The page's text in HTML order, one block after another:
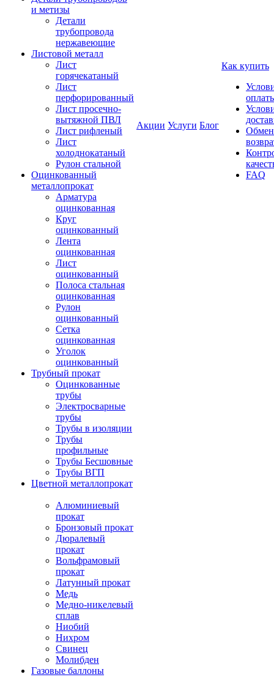
и метизы
Детали
трубопровода
нержавеющие
Листовой металл
Лист
горячекатаный
Лист
перфорированный
Лист просечно-
вытяжной ПВЛ
Лист рифленый
Лист
холоднокатаный
Рулон стальной
Оцинкованный
металлопрокат
Арматура
оцинкованная
Круг
оцинкованный
Лента
оцинкованная
Лист
оцинкованный
Полоса стальная
оцинкованная
Рулон
оцинкованный
Сетка
оцинкованная
Уголок
оцинкованный
Трубный прокат
Оцинкованные
трубы
Электросварные
трубы
Трубы в изоляции
Трубы
профильные
Трубы Бесшовные
Трубы ВГП
Цветной металлопрокат
Алюминиевый
прокат
Бронзовый прокат
Дюралевый
прокат
Вольфрамовый
прокат
Латунный прокат
Медь
Медно-никелевый
сплав
Ниобий
Нихром
Свинец
Молибден
Газовые баллоны
Акции Услуги Блог
Как купить
FAQ